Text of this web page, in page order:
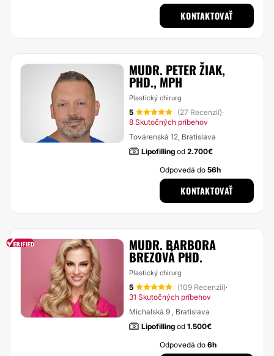
KONTAKTOVAŤ
MUDR. PETER ŽIAK,
PHD., MPH
Plastický chirurg
5 (27 Recenzií)·
8 Skutočných príbehov
Továrenská 12, Bratislava
Lipofilling od 2.700€
Odpovedá do56h
KONTAKTOVAŤ
MUDR. BARBORA
BREZOVÁ PHD.
Plastický chirurg
5 (109 Recenzií)·
31 Skutočných príbehov
Michalská 9 , Bratislava
Lipofilling od 1.500€
Odpovedá do6h